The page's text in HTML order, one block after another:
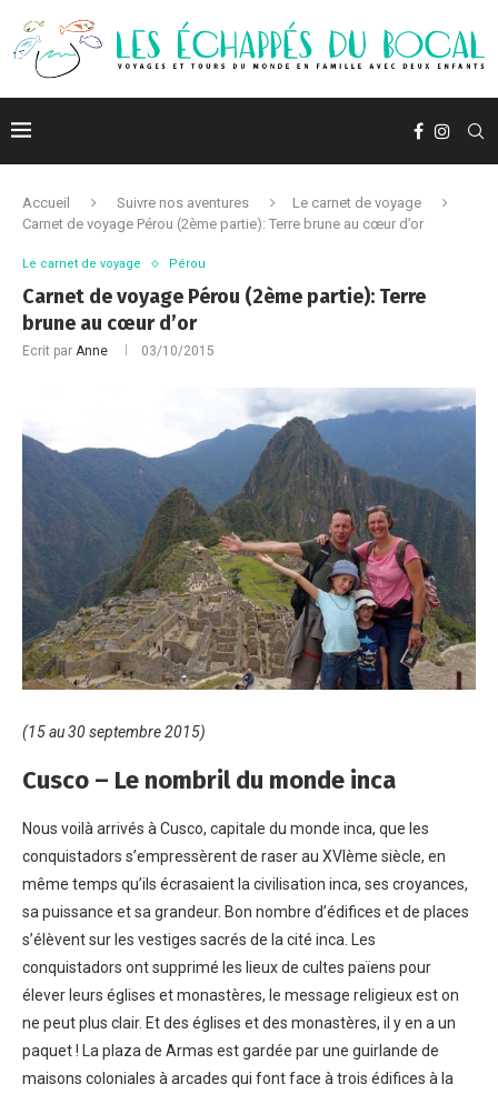
Accueil Suivre nos aventures
Le carnet de voyage
Carnet de voyage Pérou (2ème partie): Terre brune au cœur d’or
Le carnet de voyage Pérou
Carnet de voyage Pérou (2ème partie): Terre
brune au cœur d’or
Ecrit par Anne 03/10/2015
(15 au 30 septembre 2015)
Cusco – Le nombril du monde inca
Nous voilà arrivés à Cusco, capitale du monde inca, que les
conquistadors s’empressèrent de raser au XVIème siècle, en
même temps qu’ils écrasaient la civilisation inca, ses croyances,
sa puissance et sa grandeur. Bon nombre d’édifices et de places
s’élèvent sur les vestiges sacrés de la cité inca. Les
conquistadors ont supprimé les lieux de cultes païens pour
élever leurs églises et monastères, le message religieux est on
ne peut plus clair. Et des églises et des monastères, il y en a un
paquet ! La plaza de Armas est gardée par une guirlande de
maisons coloniales à arcades qui font face à trois édifices à la